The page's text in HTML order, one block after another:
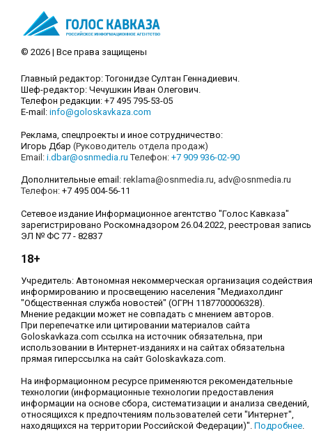
© 2026 | Все права защищены
Главный редактор: Тогонидзе Султан Геннадиевич.
Шеф-редактор: Чечушкин Иван Олегович.
Телефон редакции: +7 495 795-53-05
E-mail: info@goloskavkaza.com
Реклама, спецпроекты и иное сотрудничество:
Игорь Дбар (Руководитель отдела продаж)
Email: i.dbar@osnmedia.ru Телефон: +7 909 936-02-90
Дополнительные email: reklama@osnmedia.ru adv@osnmedia.ru
Телефон: +7 495 004-56-11
Сетевое издание Информационное агентство "Голос Кавказа"
зарегистрировано Роскомнадзором 26.04.2022, реестровая запись
ЭЛ № ФС 77 - 82837
18+
Учредитель: Автономная некоммерческая организация содействия
информированию и просвещению населения "Медиахолдинг
"Общественная служба новостей" (ОГРН 1187700006328).
Мнение редакции может не совпадать с мнением авторов.
При перепечатке или цитировании материалов сайта
Goloskavkaza.com ссылка на источник обязательна, при
использовании в Интернет-изданиях и на сайтах обязательна
прямая гиперссылка на сайт Goloskavkaza.com.
На информационном ресурсе применяются рекомендательные
технологии (информационные технологии предоставления
информации на основе сбора, систематизации и анализа сведений,
относящихся к предпочтениям пользователей сети "Интернет",
находящихся на территории Российской Федерации)". Подробнее